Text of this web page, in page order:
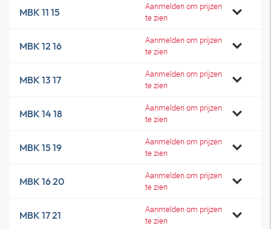
MBK 11 15
Aanmelden om prijzen
te zien
MBK 12 16
Aanmelden om prijzen
te zien
MBK 13 17
Aanmelden om prijzen
te zien
MBK 14 18
Aanmelden om prijzen
te zien
MBK 15 19
Aanmelden om prijzen
te zien
MBK 16 20
Aanmelden om prijzen
te zien
MBK 17 21
Aanmelden om prijzen
te zien